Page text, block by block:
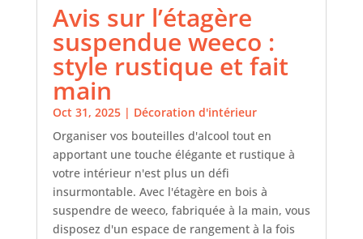
Avis sur l’étagère
suspendue weeco :
style rustique et fait
main
Oct 31, 2025| Décoration d'intérieur
Organiser vos bouteilles d'alcool tout en
apportant une touche élégante et rustique à
votre intérieur n'est plus un défi
insurmontable. Avec l'étagère en bois à
suspendre de weeco, fabriquée à la main, vous
disposez d'un espace de rangement à la fois